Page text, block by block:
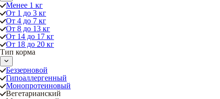
Менее 1 кг
От 1 до 3 кг
От 4 до 7 кг
От 8 до 13 кг
От 14 до 17 кг
От 18 до 20 кг
Тип корма
Беззерновой
Гипоаллергенный
Монопротеиновый
Вегетарианский